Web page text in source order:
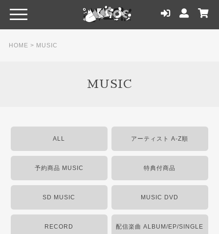
HOME > MUSIC
MUSIC
ALL アーティスト A-Z順
予約商品 MUSIC 特典付商品
SD MUSIC MUSIC DVD
RECORD 配信楽曲 ALBUM/EP/SINGLE